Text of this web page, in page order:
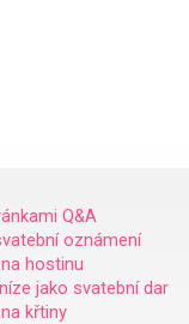
Q&A
oznámení
hostinu
jako svatební dar
křtiny